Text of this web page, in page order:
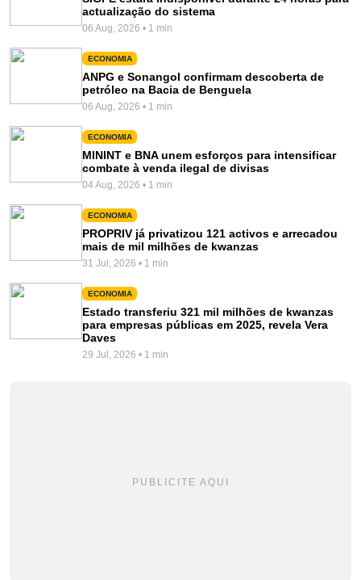
actualização do sistema
06 Aug, 2026 • 1 min
ECONOMIA
ANPG e Sonangol confirmam descoberta de
petróleo na Bacia de Benguela
06 Aug, 2026 • 1 min
ECONOMIA
MININT e BNA unem esforços para intensificar
combate à venda ilegal de divisas
04 Aug, 2026 • 1 min
ECONOMIA
PROPRIV já privatizou 121 activos e arrecadou
mais de mil milhões de kwanzas
31 Jul, 2026 • 1 min
ECONOMIA
Estado transferiu 321 mil milhões de kwanzas
para empresas públicas em 2025, revela Vera
Daves
29 Jul, 2026 • 1 min
PUBLICITE AQUI